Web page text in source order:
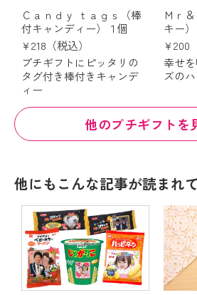
Ｃａｎｄｙ ｔａｇｓ（棒
付キャンディー）１個
¥218（税込）
プチギフトにピッタリの
タグ付き棒付きキャンデ
ィー
Ｍｒ
キー）
¥200
幸せ
ズの
他のプチギフトを
他にもこんな記事が読まれ